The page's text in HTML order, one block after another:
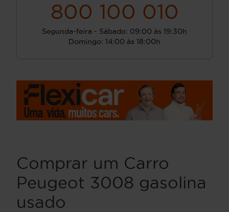
800 100 010
Segunda-feira - Sábado: 09:00 às 19:30h
Domingo: 14:00 às 18:00h
Comprar um Carro
Peugeot 3008 gasolina
usado